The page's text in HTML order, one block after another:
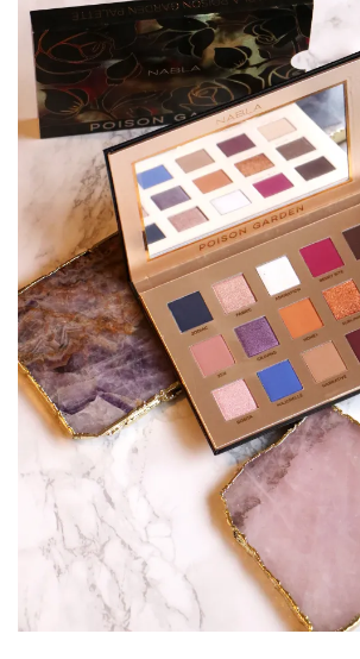
des looks de jour. Je dois avouer
fard qui me semble être un peu
ce bleu Majorelle intense.